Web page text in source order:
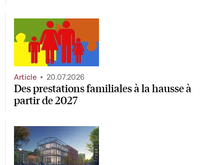
Des prestations familiales à la hausse à
partir de 2027
Article 20.07.2026